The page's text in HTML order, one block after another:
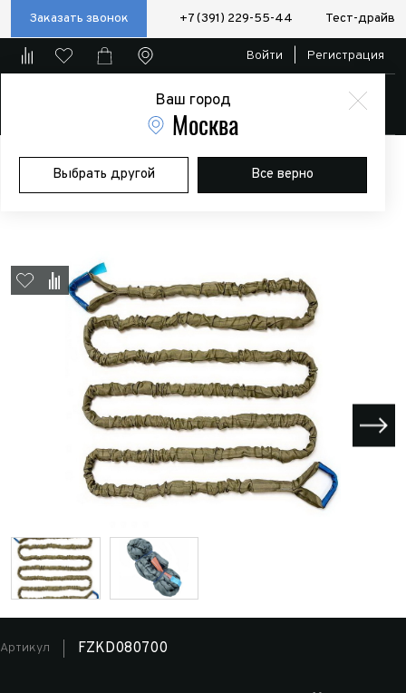
Заказать звонок +7 (391) 229-55-44 Тест-драйв
Ваш город
Москва
Выбрать другой Все верно
Войти Регистрация
Главная Магазин Дополнительное оборудование
Лебедки
Трос буксировочный круглопрядный динамический 7т., 8м. (С
петлями)
Артикул FZKD080700